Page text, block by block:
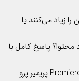
زیاد می‌کنند یا
محتوا؟ پاسخ کامل با